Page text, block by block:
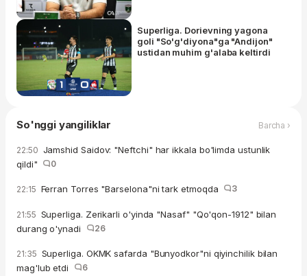
Superliga. Dorievning yagona
goli "So'g'diyona"ga "Andijon"
ustidan muhim g'alaba keltirdi
So'nggi yangiliklar Barcha ›
22:50 Jamshid Saidov: "Neftchi" har ikkala bo'limda ustunlik
qildi"
0
22:15 Ferran Torres "Barselona"ni tark etmoqda 3
21:55 Superliga. Zerikarli o'yinda "Nasaf" "Qo'qon-1912" bilan
durang o'ynadi
26
21:35 Superliga. OKMK safarda "Bunyodkor"ni qiyinchilik bilan
mag'lub etdi
6